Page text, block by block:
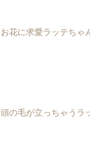
お花に求愛ラッテちゃ
頭の毛が立っちゃうラ